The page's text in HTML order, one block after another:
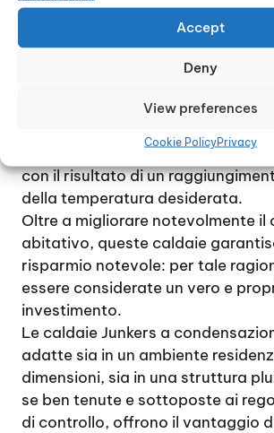
Accept
Deny
View preferences
Cookie PolicyPrivacy
durante il processo di combustione,
normalmente genera vapori che
facilmente raggiungere anche
Il sistema delle caldaie a
sfruttarlo per potenziare
con il risultato di un
della temperatura desiderata.
Oltre a migliorare notevolmente il
abitativo, queste caldaie
risparmio notevole: per tale
essere considerate un vero e
investimento.
Le caldaie Junkers a
adatte sia in un ambiente
dimensioni, sia in una struttura
se ben tenute e sottoposte ai
di controllo, offrono il vantaggio